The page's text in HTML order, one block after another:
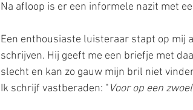
Na afloop is er een informele nazit met
Een enthousiaste luisteraar stapt op mij
schrijven. Hij geeft me een briefje met
slecht en kan zo gauw mijn bril niet
Ik schrijf vastberaden: "Voor op een